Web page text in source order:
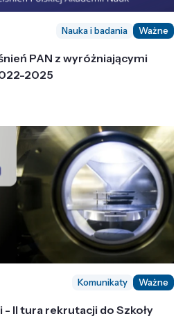
Nauka i badania Ważne
PAN z wyróżniającymi
2025
Komunikaty Ważne
II tura rekrutacji do Szkoły